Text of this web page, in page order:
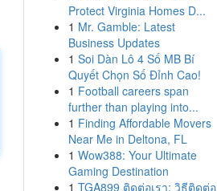
Protect Virginia Homes D...
1 Mr. Gamble: Latest
Business Updates
1 Soi Dàn Lô 4 Số MB Bí
Quyết Chọn Số Đỉnh Cao!
1 Football careers span
further than playing into...
1 Finding Affordable Movers
Near Me in Deltona, FL
1 Wow388: Your Ultimate
Gaming Destination
1 TGA899 ติดต่อเรา: วิธีติดต่อ